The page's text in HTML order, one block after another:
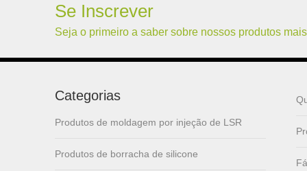
over-molding respirator
keypad
Se Inscrever
Seja o primeiro a saber sobre nossos produtos
Categorias
Produtos de moldagem por injeção de LSR
Produtos de borracha de silicone